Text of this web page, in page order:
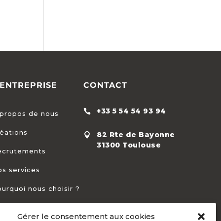
Gérer le consentement aux cookies
de nous
services
nous choisir ?
CONTACT
 +33 5 54 54 93 94

82 Rte de Bayonne
31300 Toulouse